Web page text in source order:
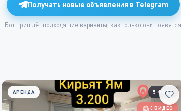
Получать новые объявления в Telegram
Бот пришлёт подходящие варианты, как только они появятся
5 ФОТО
С ВИДЕО
АРЕНДА